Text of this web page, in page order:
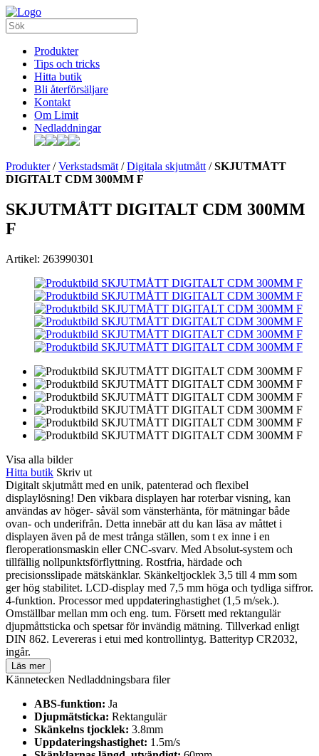
Produkter
Tips och tricks
Hitta butik
Bli återförsäljare
Kontakt
Om Limit
Nedladdningar
Produkter/Verkstadsmät /Digitala skjutmått /SKJUTMÅTT
DIGITALT CDM 300MM F
SKJUTMÅTT DIGITALT CDM 300MM
F
Artikel: 263990301
Visa alla bilder
Hitta butik Skriv ut
Digitalt skjutmått med en unik, patenterad och flexibel
displaylösning! Den vikbara displayen har roterbar visning, kan
användas av höger- såväl som vänsterhänta, för mätningar både
ovan- och underifrån. Detta innebär att du kan läsa av måttet i
displayen även på de mest trånga ställen, som t ex inne i en
fleroperationsmaskin eller CNC-svarv. Med Absolut-system och
tillfällig nollpunktsförflyttning. Rostfria, härdade och
precisionsslipade mätskänklar. Skänkeltjocklek 3,5 till 4 mm som
ger hög stabilitet. LCD-display med 7,5 mm höga och tydliga siffror.
4-funktion. Processor med uppdateringhastighet (1,5 m/sek.).
Omställbar mellan mm och eng. tum. Försett med rektangulär
djupmåttsticka och spetsar för invändig mätning. Tillverkad enligt
DIN 862. Levereras i etui med kontrollintyg. Batterityp CR2032,
ingår.
Läs mer
Kännetecken Nedladdningsbara filer
ABS-funktion: Ja
Djupmätsticka: Rektangulär
Skänkelns tjocklek: 3.8mm
Uppdateringshastighet: 1.5m/s